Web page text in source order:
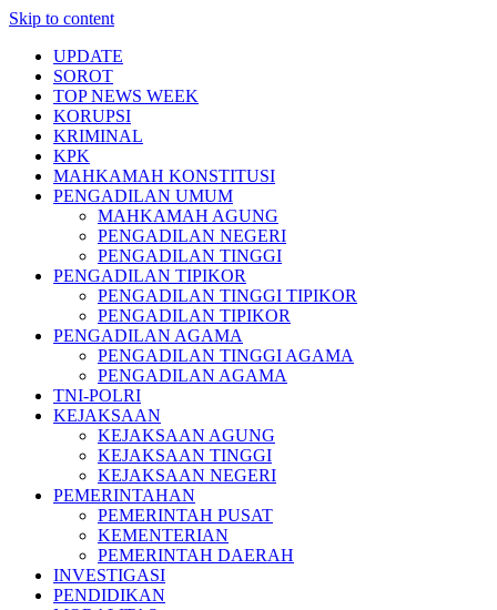
Skip to content
UPDATE
SOROT
TOP NEWS WEEK
KORUPSI
KRIMINAL
KPK
MAHKAMAH KONSTITUSI
PENGADILAN UMUM
MAHKAMAH AGUNG
PENGADILAN NEGERI
PENGADILAN TINGGI
PENGADILAN TIPIKOR
PENGADILAN TINGGI TIPIKOR
PENGADILAN TIPIKOR
PENGADILAN AGAMA
PENGADILAN TINGGI AGAMA
PENGADILAN AGAMA
TNI-POLRI
KEJAKSAAN
KEJAKSAAN AGUNG
KEJAKSAAN TINGGI
KEJAKSAAN NEGERI
PEMERINTAHAN
PEMERINTAH PUSAT
KEMENTERIAN
PEMERINTAH DAERAH
INVESTIGASI
PENDIDIKAN